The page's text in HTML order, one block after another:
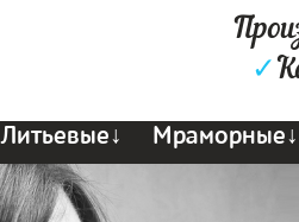
✓
Литьевые↓ Мраморные↓